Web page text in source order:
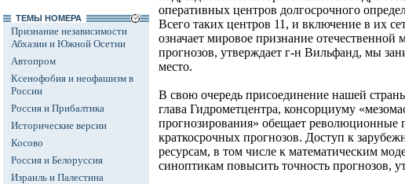
ТЕМЫ НОМЕРА
Признание независимости
Абхазии и Южной Осетии
Автопром
Ксенофобия и неофашизм в
России
Россия и Прибалтика
Исторические версии
Косово
Россия и Белоруссия
Израиль и Палестина
оперативных центров долгосрочного
Всего таких центров 11, и включение в их
означает мировое признание отечественной
прогнозов, утверждает г-н Вильфанд, мы
место.
В свою очередь присоединение нашей
глава Гидрометцентра, консорциуму
прогнозирования» обещает революционные
краткосрочных прогнозов. Доступ к
ресурсам, в том числе к математическим
синоптикам повысить точность прогнозов,